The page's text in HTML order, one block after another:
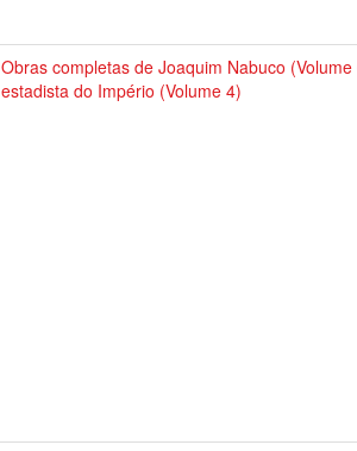
Obras completas de Joaquim Nabuco (Volume
estadista do Império (Volume 4)